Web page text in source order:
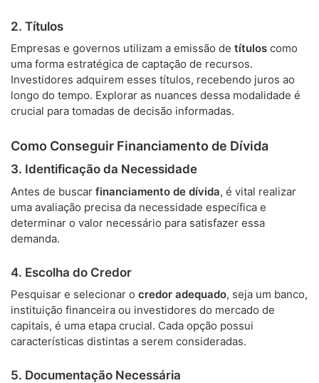
2. Títulos
Empresas e governos utilizam a emissão de títulos como
uma forma estratégica de captação de recursos.
Investidores adquirem esses títulos, recebendo juros ao
longo do tempo. Explorar as nuances dessa modalidade é
crucial para tomadas de decisão informadas.
Como Conseguir Financiamento de Dívida
3. Identificação da Necessidade
Antes de buscar financiamento de dívida, é vital realizar
uma avaliação precisa da necessidade específica e
determinar o valor necessário para satisfazer essa
demanda.
4. Escolha do Credor
Pesquisar e selecionar o credor adequado, seja um banco,
instituição financeira ou investidores do mercado de
capitais, é uma etapa crucial. Cada opção possui
características distintas a serem consideradas.
5. Documentação Necessária